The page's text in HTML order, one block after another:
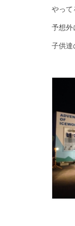
やって
予想外
子供達